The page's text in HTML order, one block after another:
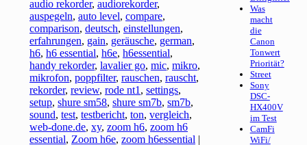
audio rekorder,audiorekorder,
auspegeln,auto level,compare,
comparison,deutsch,einstellungen,
erfahrungen, gain, geräusche, german,
h6,h6 essential,h6e,h6essential,
handy rekorder,lavalier go,mic,mikro,
mikrofon,poppfilter,rauschen,rauscht,
rekorder,review,rode nt1,settings,
setup,shure sm58,shure sm7b,sm7b,
sound,test,testbericht,ton,vergleich,
web-done.de,xy,zoom h6,zoom h6
essential,Zoom h6e,zoom h6essential |
Was
macht
die
Canon
Tonwert
Priorität?
Street
Sony
DSC-
HX400V
im Test
CamFi
WiFi/